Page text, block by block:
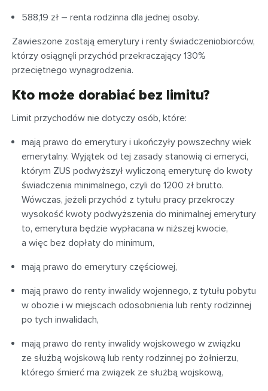
588,19 zł – renta rodzinna dla jednej osoby.
Zawieszone zostają emerytury i renty świadczeniobiorców,
którzy osiągnęli przychód przekraczający 130%
przeciętnego wynagrodzenia.
Kto może dorabiać bez limitu?
Limit przychodów nie dotyczy osób, które:
mają prawo do emerytury i ukończyły powszechny wiek
emerytalny. Wyjątek od tej zasady stanowią ci emeryci,
którym ZUS podwyższył wyliczoną emeryturę do kwoty
świadczenia minimalnego, czyli do 1200 zł brutto.
Wówczas, jeżeli przychód z tytułu pracy przekroczy
wysokość kwoty podwyższenia do minimalnej emerytury
to, emerytura będzie wypłacana w niższej kwocie,
a więc bez dopłaty do minimum,
mają prawo do emerytury częściowej,
mają prawo do renty inwalidy wojennego, z tytułu pobytu
w obozie i w miejscach odosobnienia lub renty rodzinnej
po tych inwalidach,
mają prawo do renty inwalidy wojskowego w związku
ze służbą wojskową lub renty rodzinnej po żołnierzu,
którego śmierć ma związek ze służbą wojskową,